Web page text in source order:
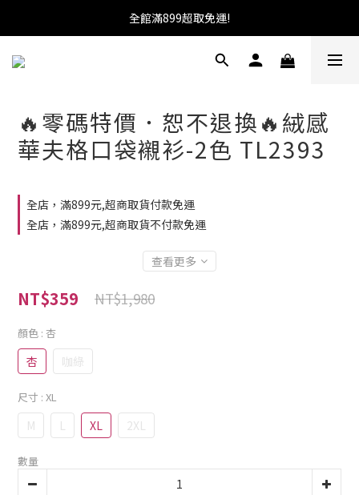
加入會員送100元購物金!馬上就可使用!
全館滿899超取免運!
★找優惠這邊走~★
🔥零碼特價．恕不退換🔥絨感
華夫格口袋襯衫-2色 TL2393
全店，滿899元,超商取貨付款免運
全店，滿899元,超商取貨不付款免運
查看更多
NT$359 NT$1,980
顏色 : 杏
杏 咖綠
尺寸 : XL
M L XL 2XL
數量